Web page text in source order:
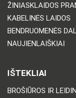
ŽINIASKLAIDOS
KABELINĖS LAIDOS
BENDRUOMENĖS
NAUJIENLAIŠKIAI
IŠTEKLIAI
BROŠIŪROS IR